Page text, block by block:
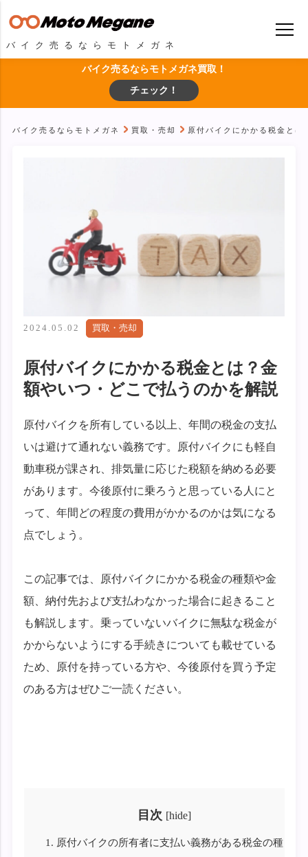
バイク売るならモトメガネ
バイク売るならモトメガネ買取！
チェック！
バイク売るならモトメガネ 買取・売却 原付バイクにかかる税金と
2024.05.02 買取・売却
原付バイクにかかる税金とは？金
額やいつ・どこで払うのかを解説
原付バイクを所有している以上、年間の税金の支払
いは避けて通れない義務です。原付バイクにも軽自
動車税が課され、排気量に応じた税額を納める必要
があります。今後原付に乗ろうと思っている人にと
って、年間どの程度の費用がかかるのかは気になる
点でしょう。
この記事では、原付バイクにかかる税金の種類や金
額、納付先および支払わなかった場合に起きること
も解説します。乗っていないバイクに無駄な税金が
かからないようにする手続きについても載せている
ため、原付を持っている方や、今後原付を買う予定
のある方はぜひご一読ください。
目次 [hide]
1. 原付バイクの所有者に支払い義務がある税金の種